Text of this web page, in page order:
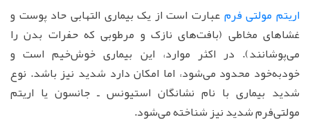
اریتم‌ مولتی فرم‌عبارت‌ است‌ از یک‌ بیماری‌ التهابی‌ حاد پوست و
غشاهای‌ مخاطی‌ (بافت‌های‌ نازک‌ و مرطوبی‌ که‌ حفرات‌ بدن‌ را
می‌پوشانند). در اکثر موارد، این‌ بیماری‌ خوش‌خیم‌ است‌ و
خودبه‌خود محدود می‌شود، اما امکان‌ دارد شدید نیز باشد. نوع‌
شدید بیماری‌ با نام‌ نشانگان‌ استیونس‌ ـ جانسون‌ یا اریتم‌
مولتی‌فرم‌ شدید نیز شناخته‌ می‌شود.